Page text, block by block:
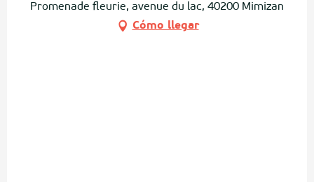
Promenade fleurie, avenue du lac, 40200 Mimizan
Cómo llegar